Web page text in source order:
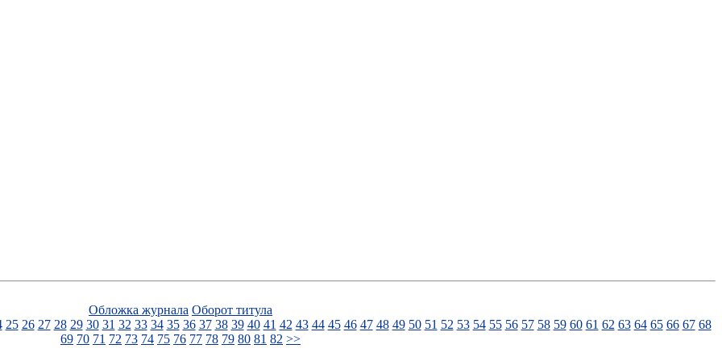
Обложка журнала Оборот титула
25 26 27 28 29 30 31 32 33 34 35 36 37 38 39 40 41 42 43 44 45 46 47 48 49 50 51 52 53 54 55 56 57 58 59 60 61 62 63 64 65 66 67 68
69 70 71 72 73 74 75 76 77 78 79 80 81 82 >>